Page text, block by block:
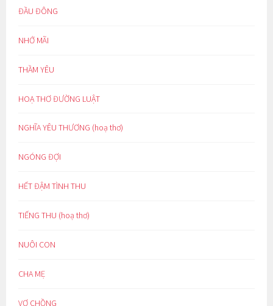
ĐẦU ĐÔNG
NHỚ MÃI
THẦM YÊU
HOẠ THƠ ĐƯỜNG LUẬT
NGHĨA YÊU THƯƠNG (hoạ thơ)
NGÓNG ĐỢI
HẾT ĐẬM TÌNH THU
TIẾNG THU (hoạ thơ)
NUÔI CON
CHA MẸ
VỢ CHỒNG